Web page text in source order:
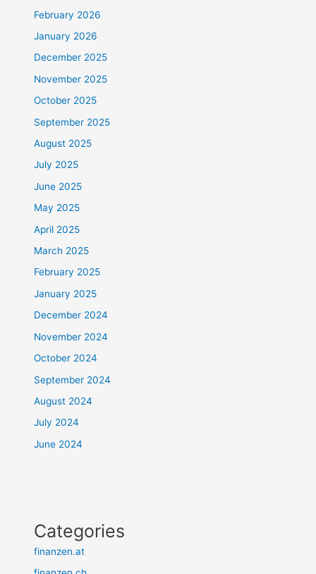
February 2026
January 2026
December 2025
November 2025
October 2025
September 2025
August 2025
July 2025
June 2025
May 2025
April 2025
March 2025
February 2025
January 2025
December 2024
November 2024
October 2024
September 2024
August 2024
July 2024
June 2024
Categories
finanzen.at